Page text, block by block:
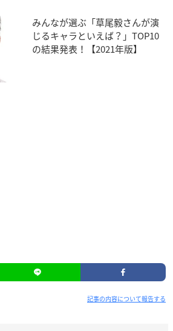
みんなが選ぶ「草尾毅さんが演
じるキャラといえば？」TOP10
の結果発表！【2021年版】
記事の内容について報告する